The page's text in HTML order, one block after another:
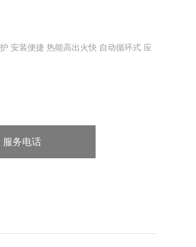
安装便捷 热能高出火快 自动循环式 应
服务电话